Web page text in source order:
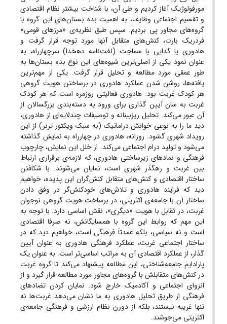
مورفولوژیک آغاز کردیم و طی آن، با شناخت بیشتر نظام اقتصادی
و تقسیم اجتماعی وظایف، به اهمیت بده بستان‌های این گروه با
گروه‌های مجاور پی بردیم. سپس طبق نظریه‌ی «مرزهای قومی»
فردریک بارت، کنش‌های متقابل آنها مورد توجه قرار گرفت و
هادوری یا گدایی با سماجت (لغت‌نامه دهخدا) سرچهارراه، به
عنوان نمود یکی از اصلی‌ترین شیوه‌های این نوع بده بستان‌ها به
طور عمقی مورد مطالعه و تحلیل قرار گرفت. یکی از مهم‌ترین
یافته‌ها، روشن شدن عملکرد هادوری در برساختن هویت گروهی
هر کودک غربت بود. هادوری فعالیتی روزمره است که هر کودک
غربت به سان آیین ‌گذاری برای ورود به دسته‌بندی بزرگسالان از
آن عبور می‌کند. تحلیل ریزبینانه و توصیفات چندلایه‌ای از هادوری،
دید ما را به نوعی خوانش دراماتیک (به سبک ویکتور ترنر) از این
رویداد شهری گشود. روزانه، هادوری در چهارراه به نمایش گذاشته
می‌شود و تولید درام اجتماعی می‌کند. از خلل این نمایش، چارچوب
فرهنگی و نمادهای زیرساختی هادوری، که لازمه‌ی برقراری ارتباط
بین غربت و رهگذر شهری است، نمایان می‌شوند. با شکافتن
ساختار اقتصادی و کنش‌های متقابل کنش‌گران این پدیده، خواهیم
دید که فرایند هادوری و تلاش‌های خودکنش‌گر در وفق دادن
ساختار آن با جامعه‌ی اکثریتی، در برساخت هویت گروهی نوجوان
غربت، در تقابل با هویت «دیگری»، نقش اساسی دارد. با توجه به
این مهم که روابط این گروه با همسایگانش، نه صرفا اقتصادی
است و نه سیاسی، بلکه عمدتاً فرهنگی است، خواهیم دید که در
ساختار اجتماعی غربت، عملکرد فرهنگی هادوری به عنوان آیین
گذار، از عملکرد اقتصادی‌ آن به مراتب اساسی‌تر است. به عنوان یک
پارادایم جامعه‌شناختی، این مطالعه پیشنهاد می‌کند تا گروه غربت
در کنش‌های متقابلش با گروه‌های مجاور مورد مطالعه قرار گیرد و از
انزوای اجتماعی و آکادمیک خارج شود. نمایان کردن تضادهای
فرهنگی از طریق تحلیل هادوری به ما نشان می‌دهد غربت‌ها نه
تنها غریبه نیستند، بلکه از دورن نظام ارزشی و فرهنگی جامعه‌ی
اکثریتی می‌جوشند.